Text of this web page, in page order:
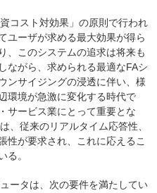
コスト対効果」の原則で行われ
ユーザが求める最大効果が得ら
、このシステムの追求は将来も
ながら、求められる最適なFAシ
ンサイジングの浸透に伴い、様
環境が急激に変化する時代で
サービス業にとって重要とな
、従来のリアルタイム応答性、
性が要求され、これに応えるこ
る。
ータは、次の要件を満たしてい